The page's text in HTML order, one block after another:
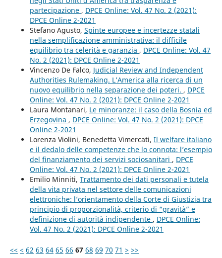
partecipazione , DPCE Online: Vol. 47 No. 2 (2021):
DPCE Online 2-2021
Stefano Agusto, Spinte europee e incertezze statali
nella semplificazione amministrativa: il difficile
equilibrio tra celerità e garanzia , DPCE Online: Vol. 47
No. 2 (2021): DPCE Online 2-2021
Vincenzo De Falco, Judicial Review and Independent
Authorities Rulemaking. L’America alla ricerca di un
nuovo equilibrio nella separazione dei poteri. , DPCE
Online: Vol. 47 No. 2 (2021): DPCE Online 2-2021
Laura Montanari, Le minoranze: il caso della Bosnia ed
Erzegovina , DPCE Online: Vol. 47 No. 2 (2021): DPCE
Online 2-2021
Lorenza Violini, Benedetta Vimercati, Il welfare italiano
e il dedalo delle competenze che lo connota: l’esempio
del finanziamento dei servizi sociosanitari , DPCE
Online: Vol. 47 No. 2 (2021): DPCE Online 2-2021
Emilio Minniti, Trattamento dei dati personali e tutela
della vita privata nel settore delle comunicazioni
elettroniche: l’orientamento della Corte di Giustizia tra
principio di proporzionalità, criterio di “gravità” e
definizione di autorità indipendente , DPCE Online:
Vol. 47 No. 2 (2021): DPCE Online 2-2021
<< < 62 63 64 65 66 67 68 69 70 71 > >>